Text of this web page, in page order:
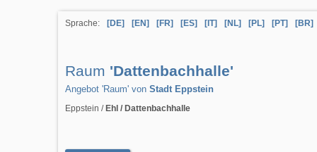
Sprache: [DE] [EN] [FR] [ES] [IT] [NL] [PL] [PT] [BR]
Raum 'Dattenbachhalle'
Angebot 'Raum' von Stadt Eppstein
Eppstein / Ehl / Dattenbachhalle